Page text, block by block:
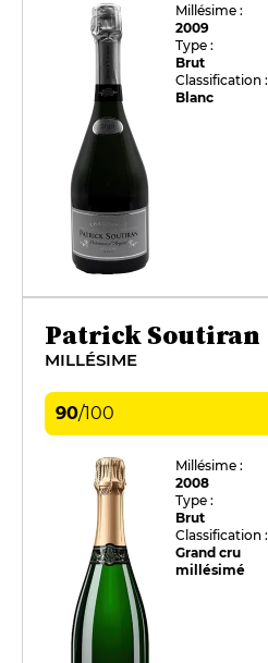
Millésime :
2009
Type :
Brut
Classification :
Blanc
Patrick Soutiran
MILLÉSIME
90/100
Millésime :
2008
Type :
Brut
Classification :
Grand cru
millésimé